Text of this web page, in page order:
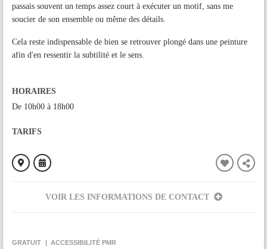
passais souvent un temps assez court à exécuter un motif, sans me
soucier de son ensemble ou même des détails.
Cela reste indispensable de bien se retrouver plongé dans une peinture
afin d'en ressentir la subtilité et le sens.
HORAIRES
De 10h00 à 18h00
TARIFS
VOIR LES INFORMATIONS DE CONTACT
GRATUIT ACCESSIBILITÉ PMR